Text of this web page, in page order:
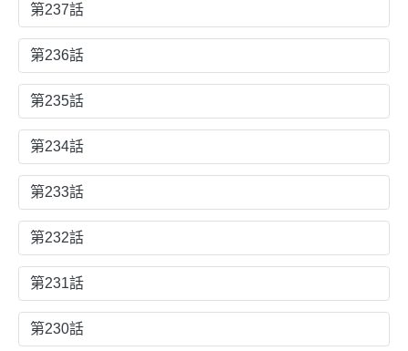
第237話
第236話
第235話
第234話
第233話
第232話
第231話
第230話